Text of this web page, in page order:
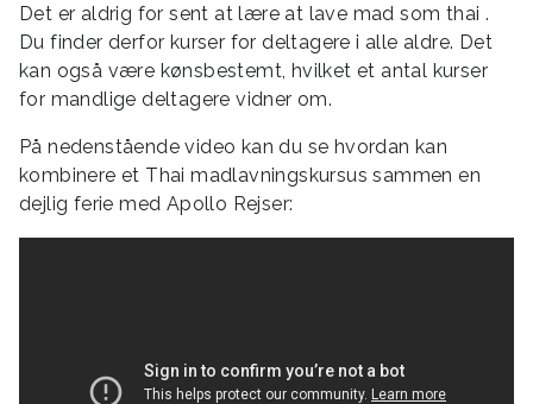
Det er aldrig for sent at lære at lave mad som thai .
Du finder derfor kurser for deltagere i alle aldre. Det
kan også være kønsbestemt, hvilket et antal kurser
for mandlige deltagere vidner om.
På nedenstående video kan du se hvordan kan
kombinere et Thai madlavningskursus sammen en
dejlig ferie med Apollo Rejser: